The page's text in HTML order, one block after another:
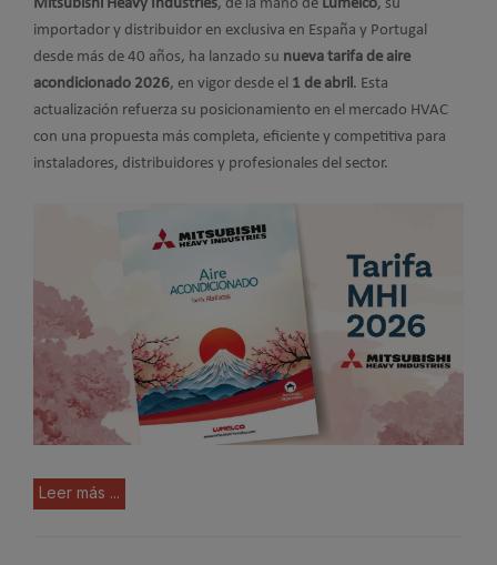
Mitsubishi Heavy Industries, de la mano de Lumelco, su
importador y distribuidor en exclusiva en España y Portugal
desde más de 40 años, ha lanzado su nueva tarifa de aire
acondicionado 2026, en vigor desde el 1 de abril. Esta
actualización refuerza su posicionamiento en el mercado HVAC
con una propuesta más completa, eficiente y competitiva para
instaladores, distribuidores y profesionales del sector.
Leer más ...